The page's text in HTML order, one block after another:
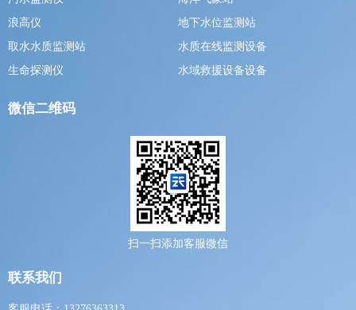
浪高仪
地下水位监测站
取水水质监测站
水质在线监测设备
生命探测仪
水域救援设备设备
微信二维码
扫一扫添加客服微信
联系我们